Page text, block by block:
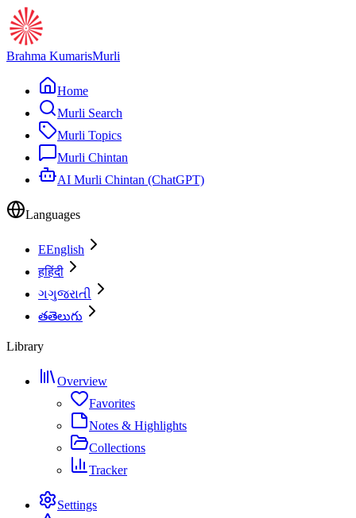
Brahma KumarisMurli
Home
Murli Search
Murli Topics
Murli Chintan
AI Murli Chintan (ChatGPT)
Languages
EEnglish
हहिंदी
ગગુજરાતી
తతెలుగు
Library
Overview
Favorites
Notes & Highlights
Collections
Tracker
Settings